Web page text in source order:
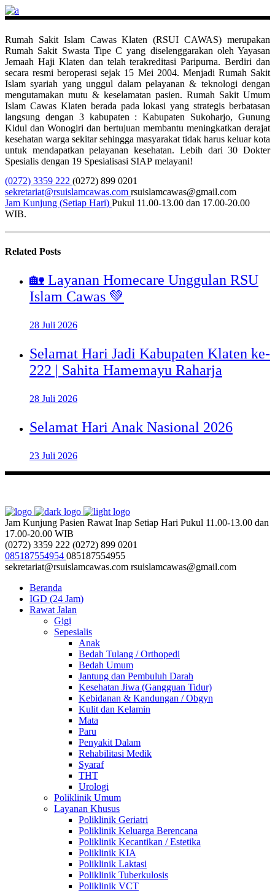
Rumah Sakit Islam Cawas Klaten (RSUI CAWAS) merupakan
Rumah Sakit Swasta Tipe C yang diselenggarakan oleh Yayasan
Jemaah Haji Klaten dan telah terakreditasi Paripurna. Berdiri dan
secara resmi beroperasi sejak 15 Mei 2004. Menjadi Rumah Sakit
Islam syariah yang unggul dalam pelayanan & teknologi dengan
mengutamakan mutu & keselamatan pasien. Rumah Sakit Umum
Islam Cawas Klaten berada pada lokasi yang strategis berbatasan
langsung dengan 3 kabupaten : Kabupaten Sukoharjo, Gunung
Kidul dan Wonogiri dan bertujuan membantu meningkatkan derajat
kesehatan warga sekitar sehingga masyarakat tidak harus keluar kota
untuk mendapatkan pelayanan kesehatan. Lebih dari 30 Dokter
Spesialis dengan 19 Spesialisasi SIAP melayani!
(0272) 3359 222 (0272) 899 0201
sekretariat@rsuislamcawas.com rsuislamcawas@gmail.com
Jam Kunjung (Setiap Hari) Pukul 11.00-13.00 dan 17.00-20.00
WIB.
Related Posts
🏡 Layanan Homecare Unggulan RSU
Islam Cawas 💚
28 Juli 2026
Selamat Hari Jadi Kabupaten Klaten ke-
222 | Sahita Hamemayu Raharja
28 Juli 2026
Selamat Hari Anak Nasional 2026
23 Juli 2026
Jam Kunjung Pasien Rawat Inap Setiap Hari Pukul 11.00-13.00 dan
17.00-20.00 WIB
(0272) 3359 222 (0272) 899 0201
085187554954 085187554955
sekretariat@rsuislamcawas.com rsuislamcawas@gmail.com
Beranda
IGD (24 Jam)
Rawat Jalan
Gigi
Sepesialis
Anak
Bedah Tulang / Orthopedi
Bedah Umum
Jantung dan Pembuluh Darah
Kesehatan Jiwa (Gangguan Tidur)
Kebidanan & Kandungan / Obgyn
Kulit dan Kelamin
Mata
Paru
Penyakit Dalam
Rehabilitasi Medik
Syaraf
THT
Urologi
Poliklinik Umum
Layanan Khusus
Poliklinik Geriatri
Poliklinik Keluarga Berencana
Poliklinik Kecantikan / Estetika
Poliklinik KIA
Poliklinik Laktasi
Poliklinik Tuberkulosis
Poliklinik VCT